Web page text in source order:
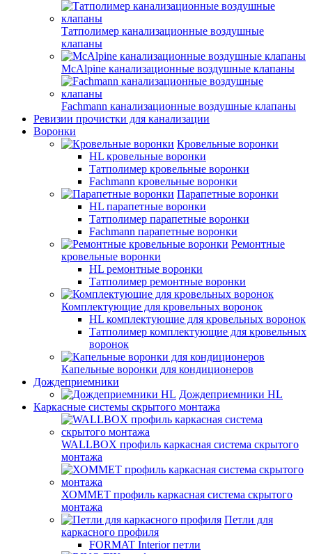
Татполимер канализационные воздушные
клапаны
McAlpine канализационные воздушные клапаны
Fachmann канализационные воздушные клапаны
Ревизии прочистки для канализации
Воронки
Кровельные воронки
HL кровельные воронки
Татполимер кровельные воронки
Fachmann кровельные воронки
Парапетные воронки
HL парапетные воронки
Татполимер парапетные воронки
Fachmann парапетные воронки
Ремонтные
кровельные воронки
HL ремонтные воронки
Татполимер ремонтные воронки
Комплектующие для кровельных воронок
HL комплектующие для кровельных воронок
Татполимер комплектующие для кровельных
воронок
Капельные воронки для кондиционеров
Дождеприемники
Дождеприемники HL
Каркасные системы скрытого монтажа
WALLBOX профиль каркасная система скрытого
монтажа
ХОММЕТ профиль каркасная система скрытого
монтажа
Петли для
каркасного профиля
FORMAT Interior петли